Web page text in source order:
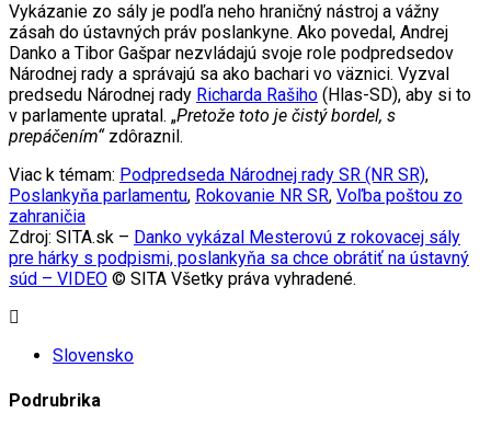
Vykázanie zo sály je podľa neho hraničný nástroj a vážny
zásah do ústavných práv poslankyne. Ako povedal, Andrej
Danko a Tibor Gašpar nezvládajú svoje role podpredsedov
Národnej rady a správajú sa ako bachari vo väznici. Vyzval
predsedu Národnej rady Richarda Rašiho (Hlas-SD), aby si to
v parlamente upratal. „Pretože toto je čistý bordel, s
prepáčením“ zdôraznil.
Viac k témam: Podpredseda Národnej rady SR (NR SR),
Poslankyňa parlamentu, Rokovanie NR SR, Voľba poštou zo
zahraničia
Zdroj: SITA.sk – Danko vykázal Mesterovú z rokovacej sály
pre hárky s podpismi, poslankyňa sa chce obrátiť na ústavný
súd – VIDEO © SITA Všetky práva vyhradené.
Slovensko
Podrubrika